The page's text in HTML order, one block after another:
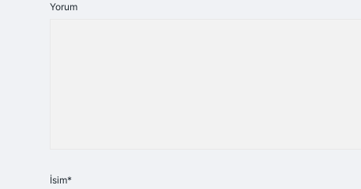
Yorum
İsim*